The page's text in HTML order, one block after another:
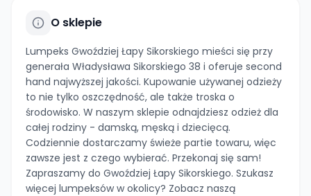
O sklepie
Lumpeks Gwoździej Łapy Sikorskiego mieści się przy
generała Władysława Sikorskiego 38 i oferuje second
hand najwyższej jakości. Kupowanie używanej odzieży
to nie tylko oszczędność, ale także troska o
środowisko. W naszym sklepie odnajdziesz odzież dla
całej rodziny - damską, męską i dziecięcą.
Codziennie dostarczamy świeże partie towaru, więc
zawsze jest z czego wybierać. Przekonaj się sam!
Zapraszamy do Gwoździej Łapy Sikorskiego. Szukasz
więcej lumpeksów w okolicy? Zobacz naszą